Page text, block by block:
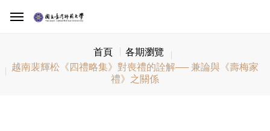
首頁
各期瀏覽
越南裴輝松《四禮略集》對喪禮的詮解── 兼論與《壽梅家
禮》之關係